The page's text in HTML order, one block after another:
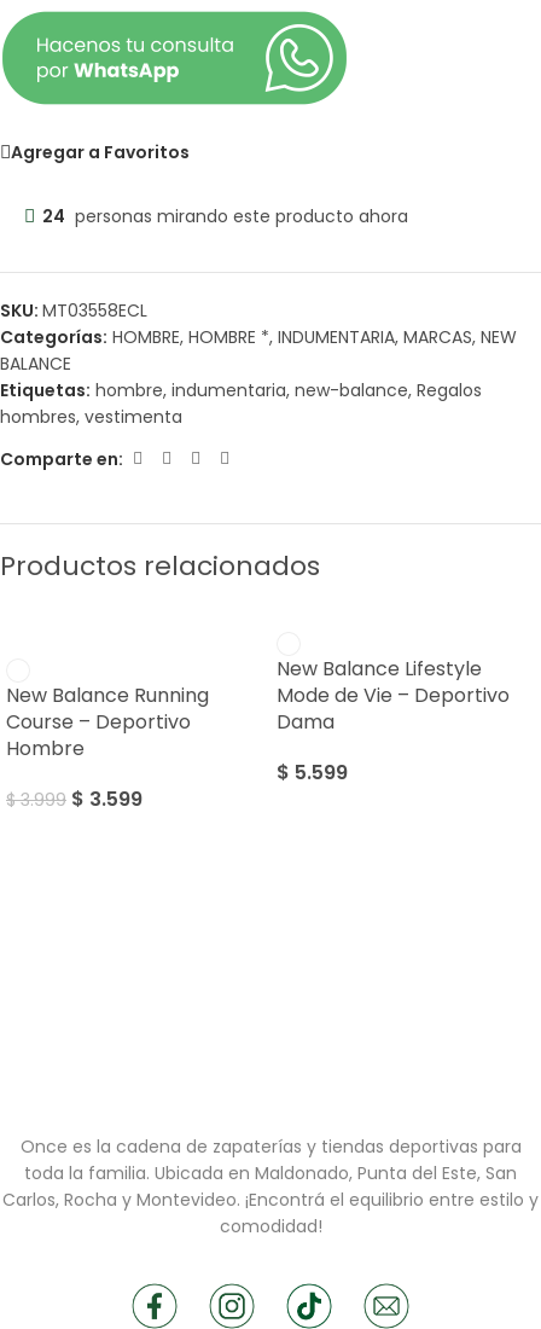
Agregar a Favoritos
24 personas mirando este producto ahora
SKU: MT03558ECL
Categorías: HOMBRE, HOMBRE *, INDUMENTARIA, MARCAS, NEW
BALANCE
Etiquetas: hombre, indumentaria, new-balance, Regalos
hombres, vestimenta
Comparte en:
Productos relacionados
New Balance Running
Course – Deportivo
Hombre
$3.999 $ 3.599
New Balance Lifestyle
Mode de Vie – Deportivo
Dama
$ 5.599
Once es la cadena de zapaterías y tiendas deportivas para
toda la familia. Ubicada en Maldonado, Punta del Este, San
Carlos, Rocha y Montevideo. ¡Encontrá el equilibrio entre estilo y
comodidad!